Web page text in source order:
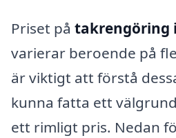
Priset på takrengöring
varierar beroende på
är viktigt att förstå
kunna fatta ett
ett rimligt pris. Nedan